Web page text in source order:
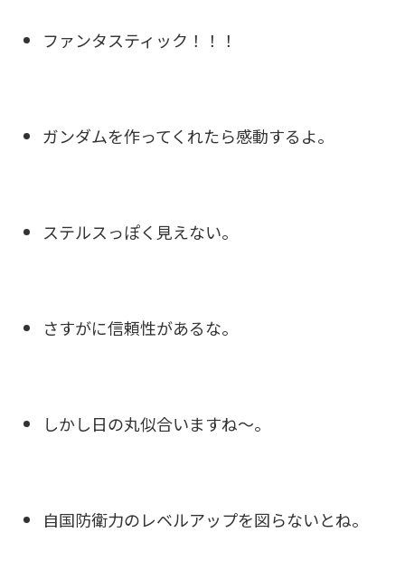
ファンタスティック！！！
ガンダムを作ってくれたら感動するよ。
ステルスっぽく見えない。
さすがに信頼性があるな。
しかし日の丸似合いますね〜。
自国防衛力のレベルアップを図らないとね。